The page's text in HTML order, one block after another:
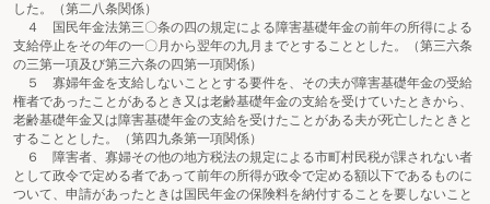
した。（第二八条関係）
４ 国民年金法第三〇条の四の規定による障害基礎年金の前年の所得による
支給停止をその年の一〇月から翌年の九月までとすることとした。（第三六条
の三第一項及び第三六条の四第一項関係）
５ 寡婦年金を支給しないこととする要件を、その夫が障害基礎年金の受給
権者であったことがあるとき又は老齢基礎年金の支給を受けていたときから、
老齢基礎年金又は障害基礎年金の支給を受けたことがある夫が死亡したときと
することとした。（第四九条第一項関係）
６ 障害者、寡婦その他の地方税法の規定による市町村民税が課されない者
として政令で定める者であって前年の所得が政令で定める額以下であるものに
ついて、申請があったときは国民年金の保険料を納付することを要しないこと